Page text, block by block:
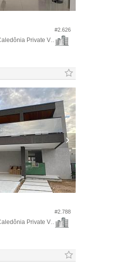
#2.626
Casa no Condomínio Caledônia Private Village
#2.788
Casa no Condomínio Caledônia Private Village